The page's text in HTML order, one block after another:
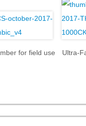
for field use
Ultra-